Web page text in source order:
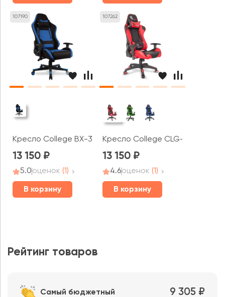
107190
Кресло College BX-3760
13 150
5.0оценок (1)
В корзину
107262
Кресло College CLG-801LXH
13 150
4.6оценок (1)
В корзину
Рейтинг товаров
Самый бюджетный 9 305 ₽